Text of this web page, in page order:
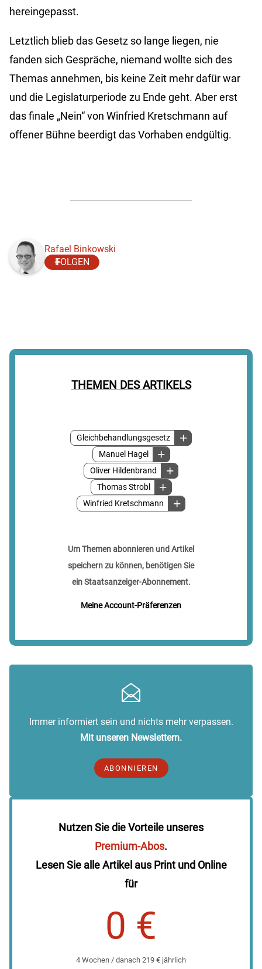
THEMEN DES ARTIKELS
Gleichbehandlungsgesetz
Manuel Hagel
Oliver Hildenbrand
Thomas Strobl
Winfried Kretschmann
Um Themen abonnieren und Artikel
speichern zu können, benötigen Sie
ein Staatsanzeiger-Abonnement.
Meine Account-Präferenzen
hereingepasst.
Letztlich blieb das Gesetz so lange liegen, nie
fanden sich Gespräche, niemand wollte sich des
Themas annehmen, bis keine Zeit mehr dafür war
und die Legislaturperiode zu Ende geht. Aber erst
das finale „Nein“ von Winfried Kretschmann auf
offener Bühne beerdigt das Vorhaben endgültig.
Rafael Binkowski
FOLGEN
Immer informiert sein und nichts mehr verpassen.
Mit unseren Newslettern.
ABONNIEREN
Nutzen Sie die Vorteile unseres
Premium-Abos.
Lesen Sie alle Artikel aus Print und Online
für
0 €
4 Wochen / danach 219 € jährlich